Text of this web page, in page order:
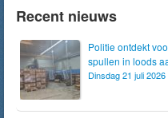
Recent nieuws
Politie ontdekt
spullen in loods
Dinsdag 21 juli 2026